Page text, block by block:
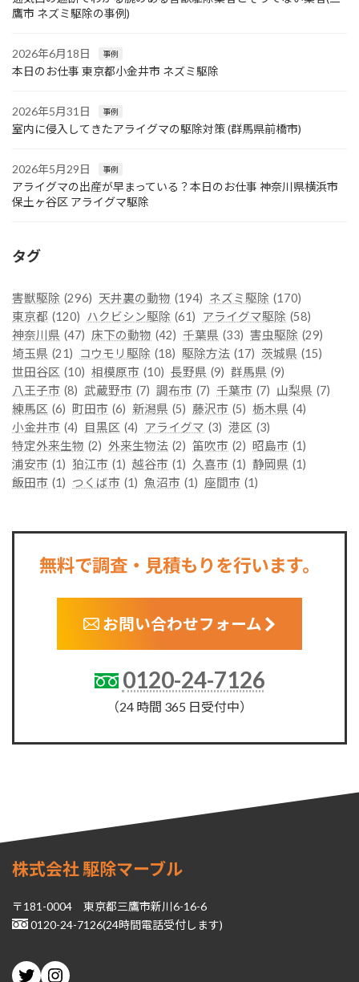
鷹市 ネズミ駆除の事例)
2026年6月18日 事例
本日のお仕事 東京都小金井市 ネズミ駆除
2026年5月31日 事例
室内に侵入してきたアライグマの駆除対策 (群馬県前橋市)
2026年5月29日 事例
アライグマの出産が早まっている？本日のお仕事 神奈川県横浜市
保土ヶ谷区 アライグマ駆除
タグ
害獣駆除 (296) 天井裏の動物 (194) ネズミ駆除 (170)
東京都 (120) ハクビシン駆除 (61) アライグマ駆除 (58)
神奈川県 (47) 床下の動物 (42) 千葉県 (33) 害虫駆除 (29)
埼玉県 (21) コウモリ駆除 (18) 駆除方法 (17) 茨城県 (15)
世田谷区 (10) 相模原市 (10) 長野県 (9) 群馬県 (9)
八王子市 (8) 武蔵野市 (7) 調布市 (7) 千葉市 (7) 山梨県 (7)
練馬区 (6) 町田市 (6) 新潟県 (5) 藤沢市 (5) 栃木県 (4)
小金井市 (4) 目黒区 (4) アライグマ (3) 港区 (3)
特定外来生物 (2) 外来生物法 (2) 笛吹市 (2) 昭島市 (1)
浦安市 (1) 狛江市 (1) 越谷市 (1) 久喜市 (1) 静岡県 (1)
飯田市 (1) つくば市 (1) 魚沼市 (1) 座間市 (1)
無料で調査・見積もりを行います。
お問い合わせフォーム
0120-24-7126
（24 時間 365 日受付中）
株式会社 駆除マーブル
〒181-0004 東京都三鷹市新川6-16-6
0120-24-7126(24時間電話受付します)
TwitterInstagram